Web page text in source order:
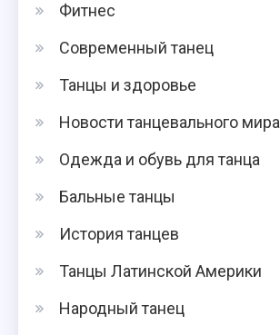
Фитнес
Современный танец
Танцы и здоровье
Новости танцевального мира
Одежда и обувь для танца
Бальные танцы
История танцев
Танцы Латинской Америки
Народный танец